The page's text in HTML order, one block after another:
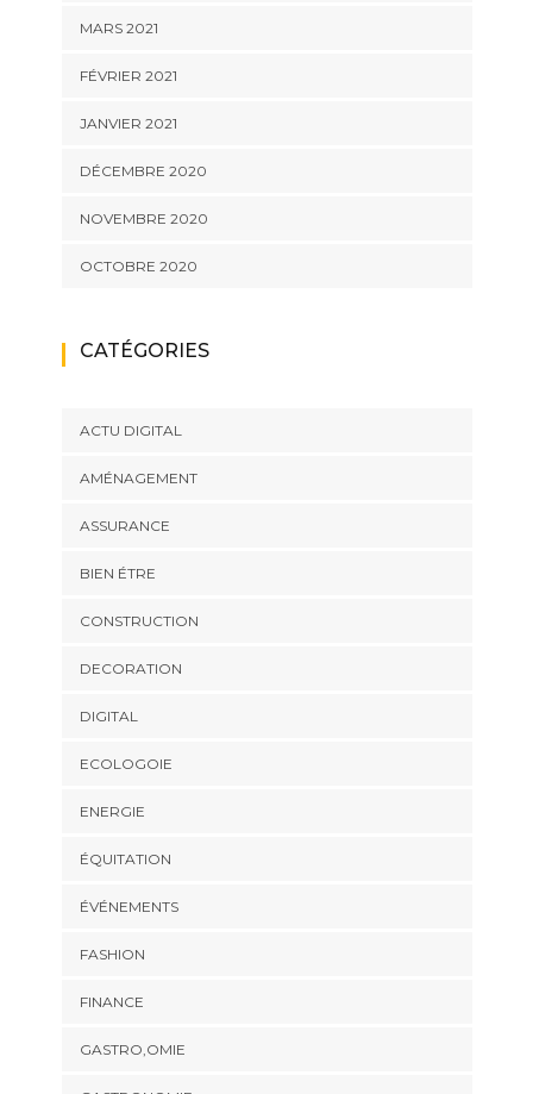
MARS 2021
FÉVRIER 2021
JANVIER 2021
DÉCEMBRE 2020
NOVEMBRE 2020
OCTOBRE 2020
CATÉGORIES
ACTU DIGITAL
AMÉNAGEMENT
ASSURANCE
BIEN ÉTRE
CONSTRUCTION
DECORATION
DIGITAL
ECOLOGOIE
ENERGIE
ÉQUITATION
ÉVÉNEMENTS
FASHION
FINANCE
GASTRO,OMIE